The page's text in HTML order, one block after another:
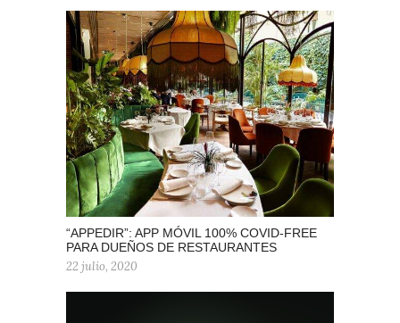
“APPEDIR”: APP MÓVIL 100% COVID-FREE
PARA DUEÑOS DE RESTAURANTES
22 julio, 2020